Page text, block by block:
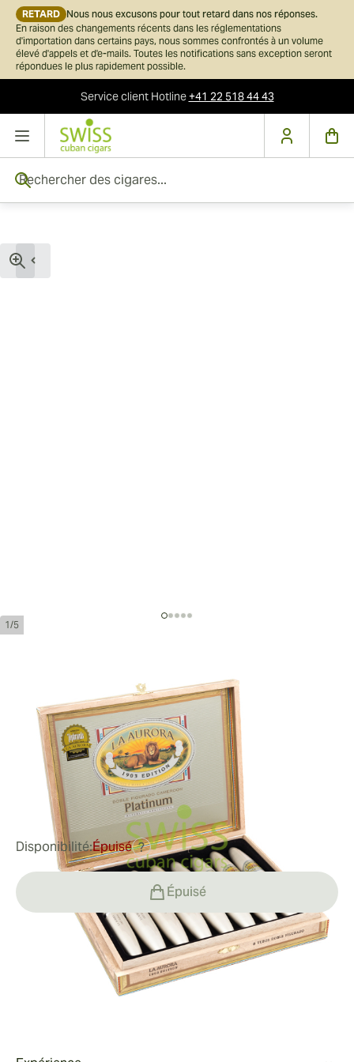
RETARD Nous nous excusons pour tout retard dans nos réponses.
En raison des changements récents dans les réglementations
d'importation dans certains pays, nous sommes confrontés à un volume
élevé d'appels et d'e-mails. Toutes les notifications sans exception seront
répondues le plus rapidement possible.
Service clientHotline+41 22 518 44 43
Skip to Content
1/5
La Aurora Preferidos Platinum
Tubos
Bague de jauge:54 Longueur:
127 mm / 5 pouces
0Commentaires
102,03 €était191,85 € -47%
Disponibilité:Épuisé ?
Épuisé
Fumer un La Aurora Preferidos Platinum Tubos
Valeur du La Aurora Preferidos Platinum Tubos